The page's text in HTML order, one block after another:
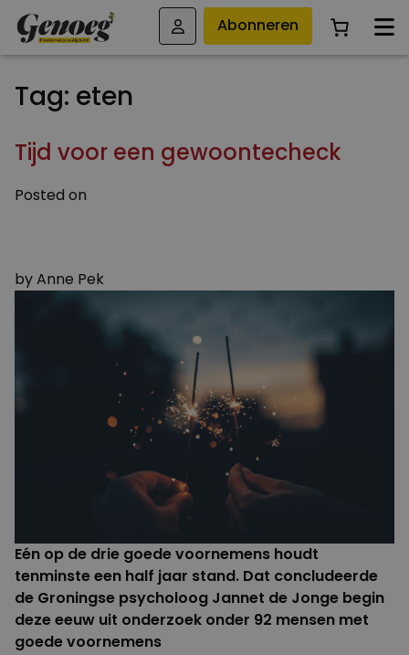
Abonneren
Tag: eten
Tijd voor een gewoontecheck
Posted on
byAnne Pek
Eén op de drie goede voornemens houdt
tenminste een half jaar stand. Dat concludeerde
de Groningse psycholoog Jannet de Jonge begin
deze eeuw uit onderzoek onder 92 mensen met
goede voornemens